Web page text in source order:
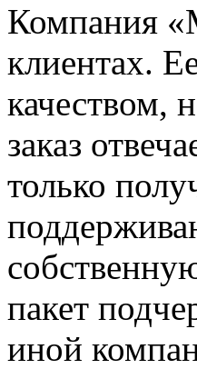
Компания
клиентах.
качеством,
заказ
только
пакет
иной